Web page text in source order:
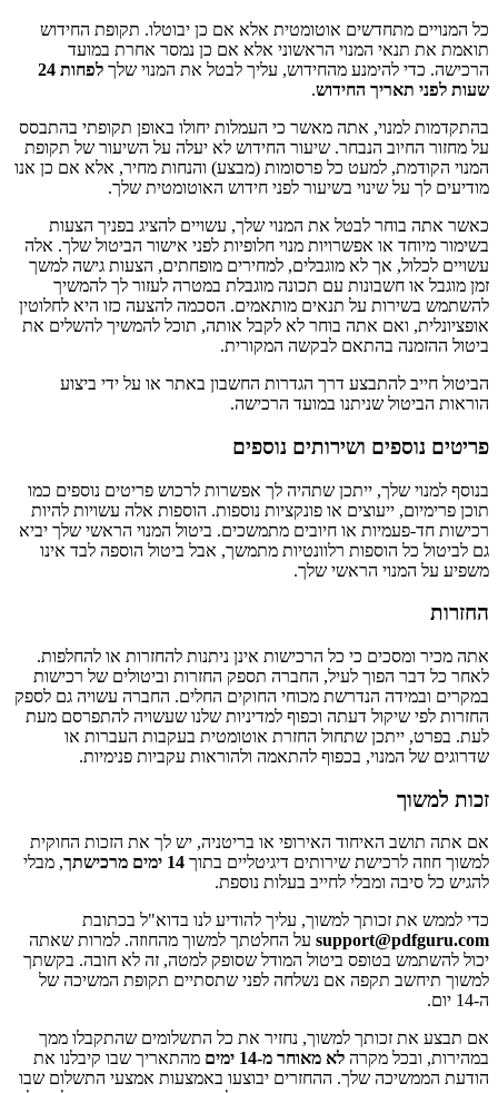
כל המנויים מתחדשים אוטומטית אלא אם כן יבוטלו. תקופת החידוש
תואמת את תנאי המנוי הראשוני אלא אם כן נמסר אחרת במועד
הרכישה. כדי להימנע מהחידוש, עליך לבטל את המנוי שלך
לפחות 24
שעות לפני תאריך החידוש.
בהתקדמות למנוי, אתה מאשר כי העמלות יחולו באופן תקופתי בהתבסס
על מחזור החיוב הנבחר. שיעור החידוש לא יעלה על השיעור של תקופת
המנוי הקודמת, למעט כל פרסומות (מבצע) והנחות מחיר, אלא אם כן אנו
מודיעים לך על שינוי בשיעור לפני חידוש האוטומטית שלך.
כאשר אתה בוחר לבטל את המנוי שלך, עשויים להציג בפניך הצעות
בשימור מיוחד או אפשרויות מנוי חלופיות לפני אישור הביטול שלך. אלה
עשויים לכלול, אך לא מוגבלים, למחירים מופחתים, הצעות גישה למשך
זמן מוגבל או חשבונות עם תכונה מוגבלת במטרה לעזור לך להמשיך
להשתמש בשירות על תנאים מותאמים. הסכמה להצעה כזו היא לחלוטין
אופציונלית, ואם אתה בוחר לא לקבל אותה, תוכל להמשיך להשלים את
ביטול ההזמנה בהתאם לבקשה המקורית.
הביטול חייב להתבצע דרך הגדרות החשבון באתר או על ידי ביצוע
הוראות הביטול שניתנו במועד הרכישה.
פריטים נוספים ושירותים נוספים
בנוסף למנוי שלך, ייתכן שתהיה לך אפשרות לרכוש פריטים נוספים כמו
תוכן פרימיום, ייעוצים או פונקציות נוספות. הוספות אלה עשויות להיות
רכישות חד-פעמיות או חיובים מתמשכים. ביטול המנוי הראשי שלך יביא
גם לביטול כל הוספות רלוונטיות מתמשך, אבל ביטול הוספה לבד אינו
משפיע על המנוי הראשי שלך.
החזרות
אתה מכיר ומסכים כי כל הרכישות אינן ניתנות להחזרות או להחלפות.
לאחר כל דבר הפוך לעיל, החברה תספק החזרות וביטולים של רכישות
במקרים ובמידה הנדרשת מכוחי החוקים החלים. החברה עשויה גם לספק
החזרות לפי שיקול דעתה וכפוף למדיניות שלנו שעשויה להתפרסם מעת
לעת. בפרט, ייתכן שתחול החזרת אוטומטית בעקבות העברות או
שדרוגים של המנוי, בכפוף להתאמה ולהוראות עקביות פנימיות.
זכות למשוך
אם אתה תושב האיחוד האירופי או בריטניה, יש לך את הזכות החוקית
למשוך חוזה לרכישת שירותים דיגיטליים בתוך 14 ימים מרכישתך
, מבלי
להגיש כל סיבה ומבלי לחייב בעלות נוספת.
כדי לממש את זכותך למשוך, עליך להודיע לנו בדוא"ל בכתובת
support@pdfguru.com על החלטתך למשוך מהחוזה. למרות שאתה
יכול להשתמש בטופס ביטול המודל שסופק למטה, זה לא חובה. בקשתך
למשוך תיחשב תקפה אם נשלחה לפני שתסתיים תקופת המשיכה של
ה-14 יום.
אם תבצע את זכותך למשוך, נחזיר את כל התשלומים שהתקבלו ממך
במהירות, ובכל מקרה לא מאוחר מ-14 ימים
מהתאריך שבו קיבלנו את
הודעת הממשיכה שלך. ההחזרים יבוצעו באמצעות אמצעי התשלום שבו